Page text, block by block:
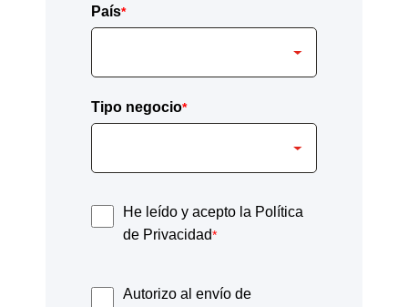
País*
Tipo negocio*
He leído y acepto la Política
de Privacidad*
Autorizo al envío de